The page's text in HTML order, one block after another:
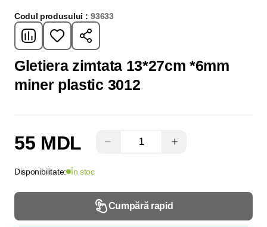
Codul produsului : 93633
Gletiera zimtata 13*27cm *6mm
miner plastic 3012
55 MDL − +
Disponibilitate: În stoc
Cumpără rapid